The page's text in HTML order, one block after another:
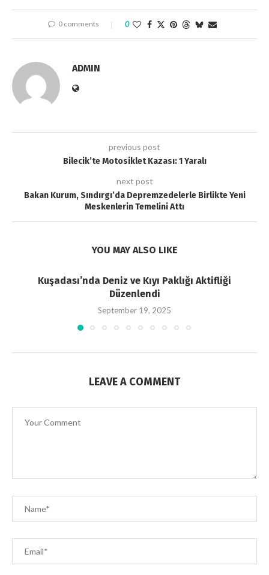
0 comments 0
ADMIN
previous post
Bilecik’te Motosiklet Kazası: 1 Yaralı
next post
Bakan Kurum, Sındırgı’da Depremzedelerle Birlikte Yeni
Meskenlerin Temelini Attı
YOU MAY ALSO LIKE
Kuşadası’nda Deniz ve Kıyı Paklığı Aktifliği
Düzenlendi
September 19, 2025
LEAVE A COMMENT